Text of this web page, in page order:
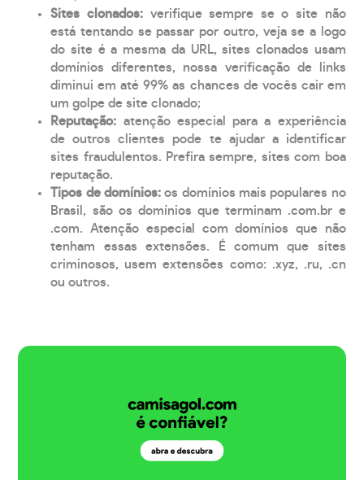
Sites clonados: verifique sempre se o site não
está tentando se passar por outro, veja se a logo
do site é a mesma da URL, sites clonados usam
domínios diferentes, nossa verificação de links
diminui em até 99% as chances de vocês cair em
um golpe de site clonado;
Reputação: atenção especial para a experiência
de outros clientes pode te ajudar a identificar
sites fraudulentos. Prefira sempre, sites com boa
reputação.
Tipos de domínios:os domínios mais populares no
Brasil, são os domínios que terminam .com.br e
.com. Atenção especial com domínios que não
tenham essas extensões. É comum que sites
criminosos, usem extensões como: .xyz, .ru, .cn
ou outros.